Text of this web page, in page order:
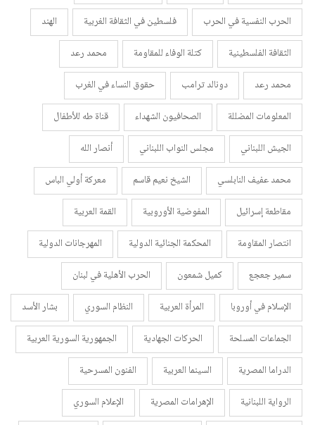
الحرب النفسية في الحرب
فلسطين في الثقافة الغربية
الهند
الثقافة الفلسطينية
كتلة الوفاء للمقاومة
محمد رعد
محمد رعد
دونالد ترامب
حقوق النساء في الغرب
المعلومات المضللة
الصحافيون الشهداء
قناة طه للأطفال
الجيش اللبناني
مجلس النواب اللبناني
أنصار الله
محمد عفيف النابلسي
الشيخ نعيم قاسم
معركة أولي الباس
مقاطعة إسرائيل
المفوضية الأوروبية
القمة العربية
انتصار المقاومة
المحكمة الجنائية الدولية
المهرجانات الدولية
سمير جعجع
كميل شمعون
الحرب الأهلية في لبنان
الإسلام في أوروبا
المرأة العربية النظام السوري
بشار الأسد
الجماعات المسلحة
الحركات الجهادية
الجمهورية السورية العربية
الدراما المصرية
السينما العربية
الفنون المسرحية
الرواية اللبنانية
الإهرامات المصرية
الإعلام السوري